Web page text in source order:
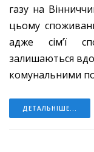
газу на
цьому
адже сім’ї
залишаються
комунальними
ДЕТАЛЬНІШЕ...